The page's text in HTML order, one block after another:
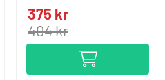
375 kr
404 kr